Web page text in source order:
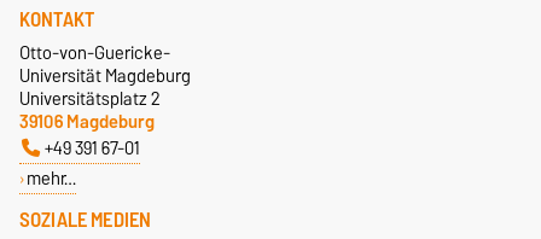
SOZIALE MEDIEN
KONTAKT
Otto-von-Guericke-
Universität Magdeburg
Universitätsplatz 2
39106 Magdeburg
+49 391 67-01
mehr…